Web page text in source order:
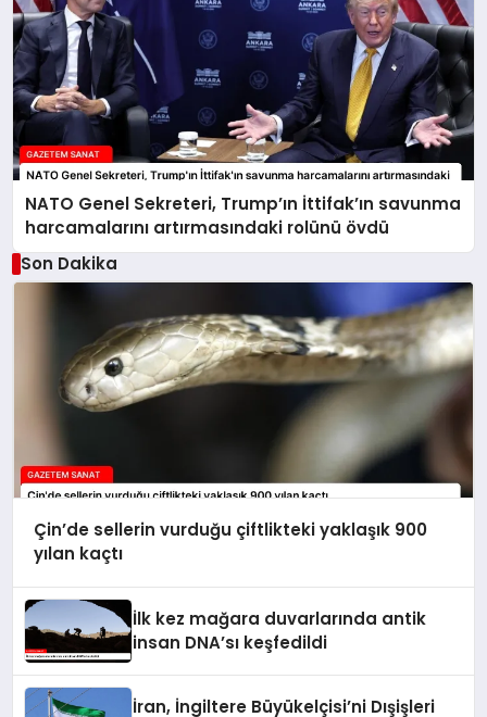
NATO Genel Sekreteri, Trump’ın İttifak’ın savunma
harcamalarını artırmasındaki rolünü övdü
Son Dakika
Çin’de sellerin vurduğu çiftlikteki yaklaşık 900
yılan kaçtı
İlk kez mağara duvarlarında antik
insan DNA’sı keşfedildi
İran, İngiltere Büyükelçisi’ni Dışişleri